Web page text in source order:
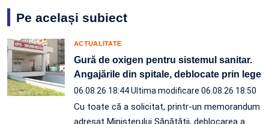
Pe același subiect
ACTUALITATE
Gură de oxigen pentru sistemul sanitar.
Angajările din spitale, deblocate prin lege
06.08.26 18:44Ultima modificare 06.08.26 18:50
Cu toate că a solicitat, printr-un memorandum
adresat Ministerului Sănătății, deblocarea a…